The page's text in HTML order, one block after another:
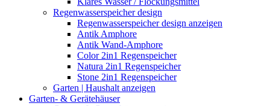
Regenwasserspeicher design
Regenwasserspeicher design anzeigen
Antik Amphore
Antik Wand-Amphore
Color 2in1 Regenspeicher
Natura 2in1 Regenspeicher
Stone 2in1 Regenspeicher
Garten | Haushalt anzeigen
Garten- & Gerätehäuser